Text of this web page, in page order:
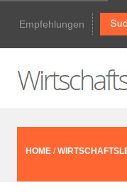
Empfehlungen
HOME /